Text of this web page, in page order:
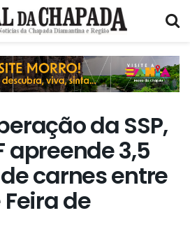
da SSP,
apreende 3,5
carnes entre
de